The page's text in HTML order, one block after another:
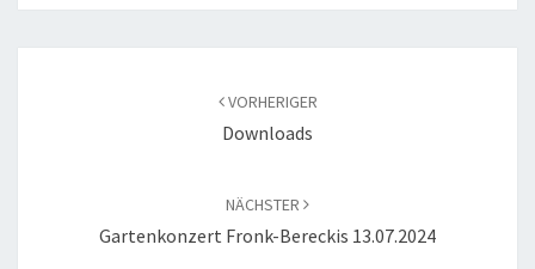
VORHERIGER
Downloads
NÄCHSTER
Gartenkonzert Fronk-Bereckis 13.07.2024